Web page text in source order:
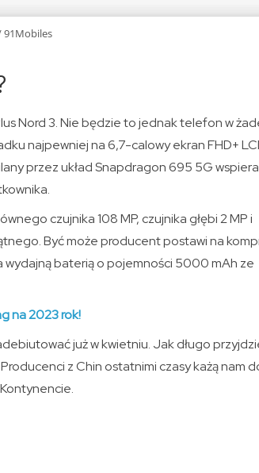
91Mobiles
Nord 3. Nie będzie to jednak telefon w
najpewniej na 6,7-calowy ekran FHD+
przez układ Snapdragon 695 5G
czujnika 108 MP, czujnika głębi 2 MP i
Być może producent postawi na
wydajną baterią o pojemności 5000 mAh ze
na 2023 rok!
już w kwietniu. Jak długo
z Chin ostatnimi czasy każą nam